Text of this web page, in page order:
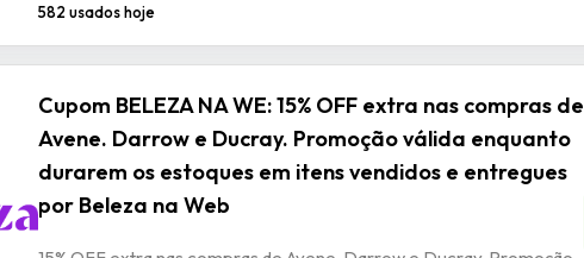
582 usados hoje
Cupom BELEZA NA WE: 15% OFF extra nas compras de
Avene. Darrow e Ducray. Promoção válida enquanto
durarem os estoques em itens vendidos e entregues
por Beleza na Web